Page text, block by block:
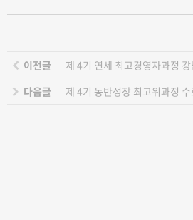
이전글
제 4기 연세 최고경영자과정
다음글
제 4기 동반성장 최고위과정 수